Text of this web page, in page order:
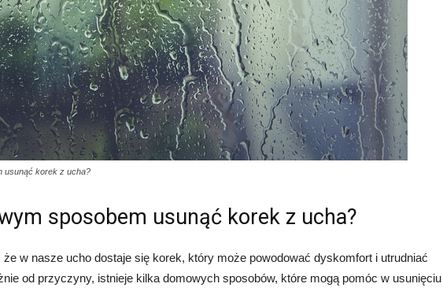
usunąć korek z ucha?
sposobem usunąć korek z ucha?
w nasze ucho dostaje się korek, który może powodować dyskomfort i utrudniać
od przyczyny, istnieje kilka domowych sposobów, które mogą pomóc w usunięciu